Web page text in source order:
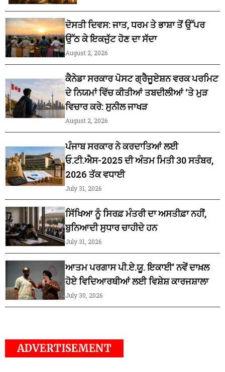
ਦੋਸਤੀ ਦਿਵਸ: ਜਾਤ, ਧਰਮ ਤੇ ਭਾਸ਼ਾ ਤੋਂ ਉੱਪਰ
ਉੱਠ ਕੇ ਇਕਜੁੱਟ ਹੋਣ ਦਾ ਸੱਦਾ
August 2, 2026
ਕੈਨੇਡਾ ਸਰਕਾਰ ਪੋਸਟ ਗ੍ਰੈਜੂਏਸ਼ਨ ਵਰਕ ਪਰਮਿਟ
ਦੇ ਨਿਯਮਾਂ ਵਿੱਚ ਕੀਤੀਆਂ ਤਬਦੀਲੀਆਂ ‘ਤੇ ਮੁੜ
ਵਿਚਾਰ ਕਰੇ: ਸੁਨੀਲ ਜਾਖੜ
August 2, 2026
ਪੰਜਾਬ ਸਰਕਾਰ ਨੇ ਕਰਦਾਤਿਆਂ ਲਈ
ਓ.ਟੀ.ਐਸ-2025 ਦੀ ਅੰਤਮ ਮਿਤੀ 30 ਸਤੰਬਰ,
2026 ਤੱਕ ਵਧਾਈ
July 31, 2026
ਸਿੱਖਿਆ ਨੂੰ ਸਿਰਫ਼ ਮੰਤਰੀ ਦਾ ਅਸਤੀਫ਼ਾ ਨਹੀਂ,
ਬੁਨਿਆਦੀ ਸੁਧਾਰ ਚਾਹੀਦੇ ਹਨ
July 31, 2026
ਆਤਮ ਪਰਗਾਸ ਪੀ.ਏ.ਯੂ. ਇਕਾਈ’ ਨਵੇਂ ਦਾਖ਼ਲ
ਹੋਏ ਵਿਦਿਆਰਥੀਆਂ ਲਈ ਵਿਸ਼ੇਸ਼ ਕਾਰਜਸ਼ਾਲਾ
July 30, 2026
ADVERTISEMENT